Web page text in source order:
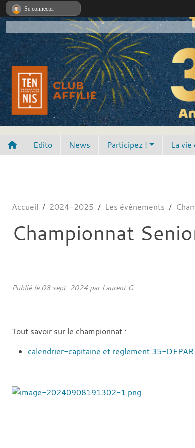
Edito News Participez ! La vie
Accueil 2024-2025 Les évènements
Championnat
Publié le 08 sept. 2024 par Laurent G
Tout savoir sur le championnat :
calendrier-capitaine et reglement 35-
Se connecter
Panneau de gestion des cookies